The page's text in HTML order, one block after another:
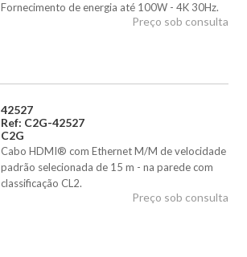
Fornecimento de energia até 100W - 4K 30Hz.
Preço sob consulta
42527
Ref: C2G-42527
C2G
Cabo HDMI® com Ethernet M/M de velocidade
padrão selecionada de 15 m - na parede com
classificação CL2.
Preço sob consulta